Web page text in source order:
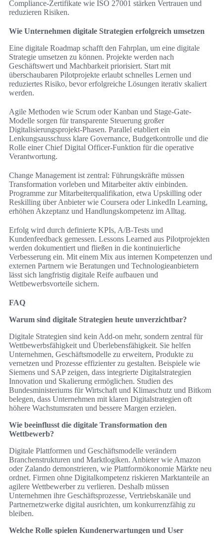
Compliance-Zertifikate wie ISO 27001 stärken Vertrauen und
reduzieren Risiken.
Wie Unternehmen digitale Strategien erfolgreich umsetzen
Eine digitale Roadmap schafft den Fahrplan, um eine digitale
Strategie umsetzen zu können. Projekte werden nach
Geschäftswert und Machbarkeit priorisiert. Start mit
überschaubaren Pilotprojekte erlaubt schnelles Lernen und
reduziertes Risiko, bevor erfolgreiche Lösungen iterativ skaliert
werden.
Agile Methoden wie Scrum oder Kanban und Stage-Gate-
Modelle sorgen für transparente Steuerung großer
Digitalisierungsprojekt‑Phasen. Parallel etabliert ein
Lenkungsausschuss klare Governance, Budgetkontrolle und die
Rolle einer Chief Digital Officer‑Funktion für die operative
Verantwortung.
Change Management ist zentral: Führungskräfte müssen
Transformation vorleben und Mitarbeiter aktiv einbinden.
Programme zur Mitarbeiterqualifikation, etwa Upskilling oder
Reskilling über Anbieter wie Coursera oder LinkedIn Learning,
erhöhen Akzeptanz und Handlungskompetenz im Alltag.
Erfolg wird durch definierte KPIs, A/B‑Tests und
Kundenfeedback gemessen. Lessons Learned aus Pilotprojekten
werden dokumentiert und fließen in die kontinuierliche
Verbesserung ein. Mit einem Mix aus internen Kompetenzen und
externen Partnern wie Beratungen und Technologieanbietern
lässt sich langfristig digitale Reife aufbauen und
Wettbewerbsvorteile sichern.
FAQ
Warum sind digitale Strategien heute unverzichtbar?
Digitale Strategien sind kein Add-on mehr, sondern zentral für
Wettbewerbsfähigkeit und Überlebensfähigkeit. Sie helfen
Unternehmen, Geschäftsmodelle zu erweitern, Produkte zu
vernetzen und Prozesse effizienter zu gestalten. Beispiele wie
Siemens und SAP zeigen, dass integrierte Digitalstrategien
Innovation und Skalierung ermöglichen. Studien des
Bundesministeriums für Wirtschaft und Klimaschutz und Bitkom
belegen, dass Unternehmen mit klaren Digitalstrategien oft
höhere Wachstumsraten und bessere Margen erzielen.
Wie beeinflusst die digitale Transformation den
Wettbewerb?
Digitale Plattformen und Geschäftsmodelle verändern
Branchenstrukturen und Marktlogiken. Anbieter wie Amazon
oder Zalando demonstrieren, wie Plattformökonomie Märkte neu
ordnet. Firmen ohne Digitalkompetenz riskieren Marktanteile an
agilere Wettbewerber zu verlieren. Deshalb müssen
Unternehmen ihre Geschäftsprozesse, Vertriebskanäle und
Partnernetzwerke digital ausrichten, um konkurrenzfähig zu
bleiben.
Welche Rolle spielen Kundenerwartungen und User